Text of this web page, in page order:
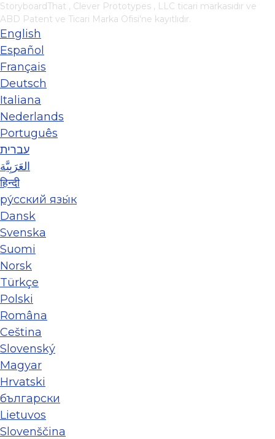
StoryboardThat , Clever Prototypes , LLC ticari markasıdır ve
ABD Patent ve Ticari Marka Ofisi'ne kayıtlıdır.
English
Español
Français
Deutsch
Italiana
Nederlands
Português
עברית
العَرَبِيَّة
हिन्दी
ру́сский язы́к
Dansk
Svenska
Suomi
Norsk
Türkçe
Polski
Româna
Ceština
Slovenský
Magyar
Hrvatski
български
Lietuvos
Slovenščina